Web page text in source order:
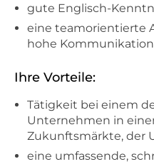
gute Englisch-
eine teamorientierte
hohe
Ihre Vorteile:
Tätigkeit bei einem
Unternehmen in
Zukunftsmärkte, der
eine umfassende,